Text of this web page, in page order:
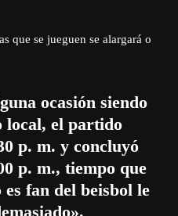
que se jueguen se alargará o
ocasión siendo
local, el partido
p. m. y concluyó
p. m., tiempo que
fan del beisbol le